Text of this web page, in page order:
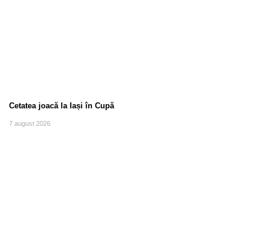
Cetatea joacă la Iași în Cupă
7 august 2026